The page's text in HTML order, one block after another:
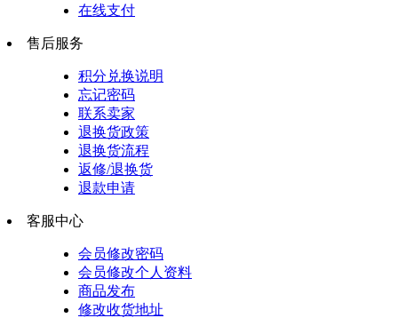
在线支付
售后服务
积分兑换说明
忘记密码
联系卖家
退换货政策
退换货流程
返修/退换货
退款申请
客服中心
会员修改密码
会员修改个人资料
商品发布
修改收货地址